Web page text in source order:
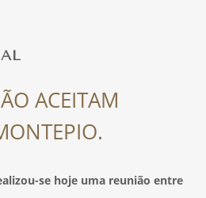
ACEITAM
se hoje uma reunião entre